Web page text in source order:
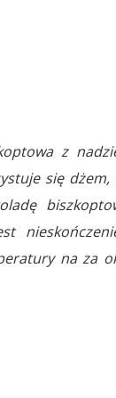
z
się dżem,
na za